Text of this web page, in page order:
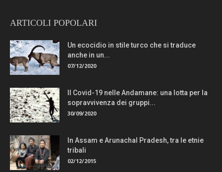
ARTICOLI POPOLARI
Un ecocidio in stile turco che si traduce
anche in un...
07/12/2020
Il Covid-19 nelle Andamane: una lotta per la
sopravvivenza dei gruppi...
30/09/2020
In Assam e Arunachal Pradesh, tra le etnie
tribali
02/12/2015